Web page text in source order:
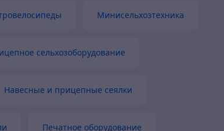
Минисельхозтехника
сельхозоборудование
Навесные и прицепные сеялки
Печатное оборудование